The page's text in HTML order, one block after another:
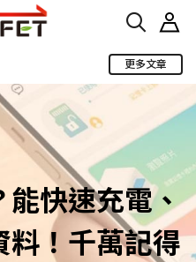
更多文章
能快速充電、
料！千萬記得